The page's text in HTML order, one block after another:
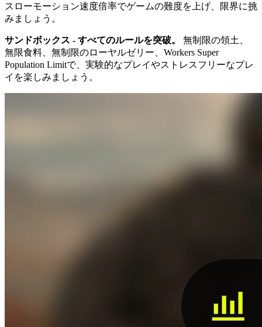
スローモーション速度倍率でゲームの難度を上げ、限界に挑
みましょう。
サンドボックス - すべてのルールを突破。
無制限の領土、
無限食料、無制限のローヤルゼリー、Workers Super
Population Limitで、実験的なプレイやストレスフリーなプレ
イを楽しみましょう。